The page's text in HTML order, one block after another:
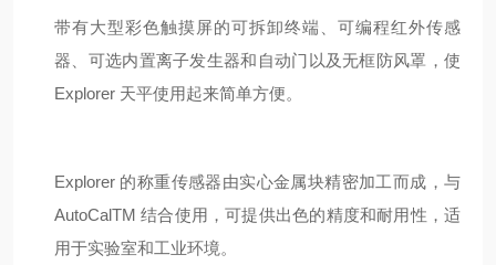
带有大型彩色触摸屏的可拆卸终端、可编程红外传感
器、可选内置离子发生器和自动门以及无框防风罩，使
Explorer 天平使用起来简单方便。
Explorer 的称重传感器由实心金属块精密加工而成，与
AutoCalTM 结合使用，可提供出色的精度和耐用性，适
用于实验室和工业环境。